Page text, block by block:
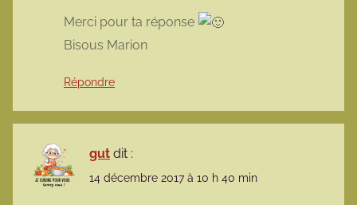
Merci pour ta réponse
Bisous Marion
Répondre
gut dit :
14 décembre 2017 à 10 h 40 min